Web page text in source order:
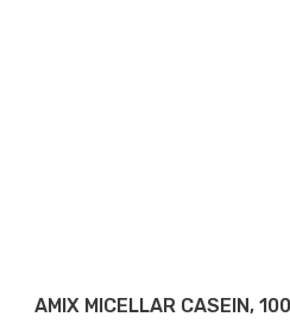
AMIX MICELLAR CASEIN,